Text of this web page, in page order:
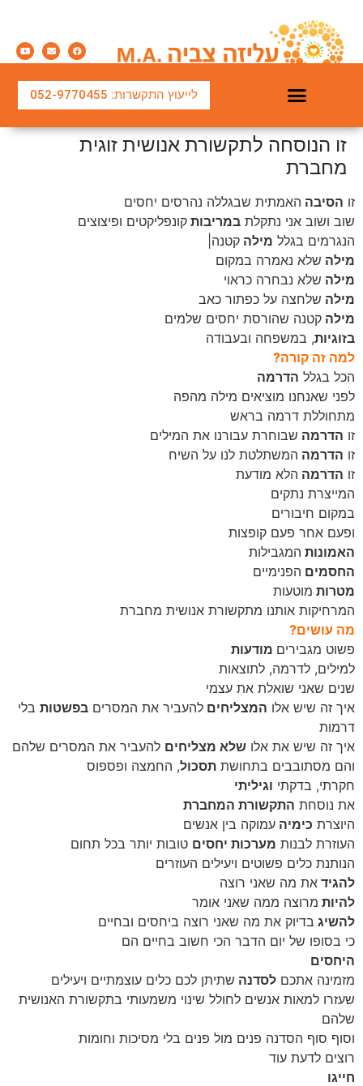
לייעוץ התקשרות: 052-9770455
זו הנוסחה לתקשורת אנושית זוגית
מחברת
זו הסיבה האמתית שבגללה נהרסים יחסים
שוב ושוב אני נתקלת במריבות קונפליקטים ופיצוצים
הנגרמים בגלל מילה קטנה|
מילה שלא נאמרה במקום
מילה שלא נבחרה כראוי
מילה שלחצה על כפתור כאב
מילה קטנה שהורסת יחסים שלמים
בזוגיות, במשפחה ובעבודה
למה זה קורה?
הכל בגלל הדרמה
לפני שאנחנו מוציאים מילה מהפה
מתחוללת דרמה בראש
זו הדרמה שבוחרת עבורנו את המילים
זו הדרמה המשתלטת לנו על השיח
זו הדרמה הלא מודעת
המייצרת נתקים
במקום חיבורים
ופעם אחר פעם קופצות
האמונות המגבילות
החסמים הפנימיים
מטרות מוטעות
המרחיקות אותנו מתקשורת אנושית מחברת
מה עושים?
פשוט מגבירים מודעות
למילים, לדרמה, לתוצאות
שנים שאני שואלת את עצמי
איך זה שיש אלו המצליחים להעביר את המסרים בפשטות בלי
דרמות
איך זה שיש את אלו שלא מצליחים להעביר את המסרים שלהם
והם מסתובבים בתחושת תסכול, החמצה ופספוס
חקרתי, בדקתי וגיליתי
את נוסחת התקשורת המחברת
היוצרת כימיה עמוקה בין אנשים
העוזרת לבנות מערכות יחסים טובות יותר בכל תחום
הנותנת כלים פשוטים ויעילים העוזרים
להגיד את מה שאני רוצה
להיות מרוצה ממה שאני אומר
להשיג בדיוק את מה שאני רוצה ביחסים ובחיים
כי בסופו של יום הדבר הכי חשוב בחיים הם
היחסים
מזמינה אתכם לסדנה שתיתן לכם כלים עוצמתיים ויעילים
שעזרו למאות אנשים לחולל שינוי משמעותי בתקשורת האנושית
שלהם
וסוף סוף הסדנה פנים מול פנים בלי מסיכות וחומות
רוצים לדעת עוד
חייגו